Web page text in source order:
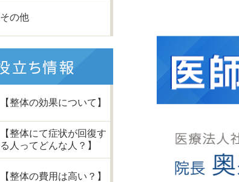
その他
【整体の効果について】
【整体にて症状が回復す
る人ってどんな人？】
【整体の費用は高い？】